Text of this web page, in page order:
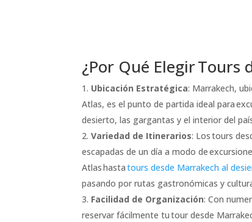
¿Por Qué Elegir Tours
Ubicación Estratégica: Marrakech,
Atlas, es el punto de partida ideal para
desierto, las gargantas y el interior del
Variedad de Itinerarios: Los tours
escapadas de un día a modo de
Atlas hastatours desde Marrakech al
pasando por rutas gastronómicas y
Facilidad de Organización: Con
reservar fácilmente tu tour desde